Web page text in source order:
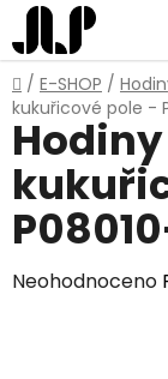
Přejít
na
obsah
Domů
/ E-SHOP /
kukuřicové pole -
Průměrné
Neohodnoceno